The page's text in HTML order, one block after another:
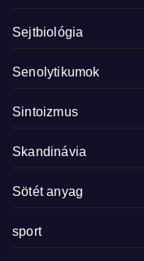
Sejtbiológia
Senolytikumok
Sintoizmus
Skandinávia
Sötét anyag
sport